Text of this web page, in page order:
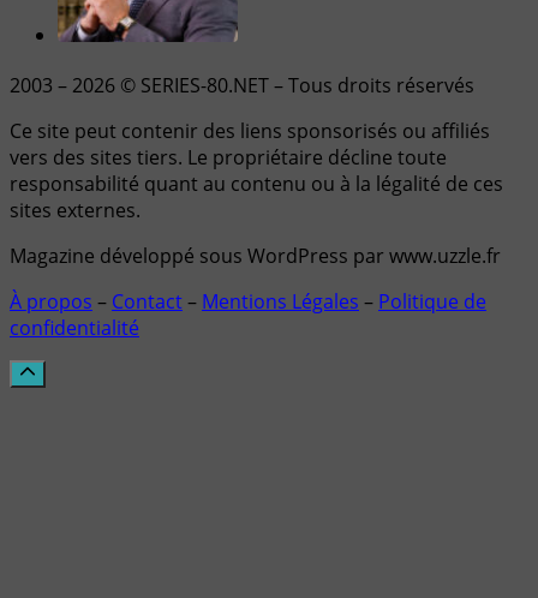
2003 – 2026 © SERIES-80.NET – Tous droits réservés
Ce site peut contenir des liens sponsorisés ou affiliés
vers des sites tiers. Le propriétaire décline toute
responsabilité quant au contenu ou à la légalité de ces
sites externes.
Magazine développé sous WordPress par www.uzzle.fr
À propos – Contact– Mentions Légales – Politique de
confidentialité